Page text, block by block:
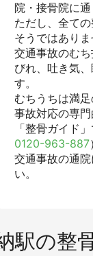
院・接骨院に通
ただし、全て
そうではありま
交通事故のむ
びれ、吐き気
す。
むちうちは満
事故対応の専
「整骨ガイド
0120-963-887
交通事故の通
い。
駅の整